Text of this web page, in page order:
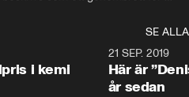
professorn Stefan Carlsson,
SE ALLA
i kemi
21 SEP. 2019
Här är
år sedan